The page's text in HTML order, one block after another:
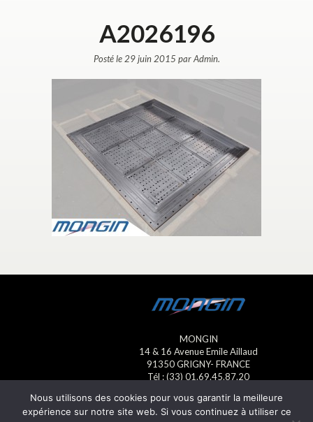
A2026196
Posté le 29 juin 2015 par Admin.
MONGIN
14 & 16 Avenue Emile Aillaud
91350 GRIGNY- FRANCE
Tél : (33) 01.69.45.87.20
E-mail : mongin@mongin.eu
Nous utilisons des cookies pour vous garantir la meilleure
expérience sur notre site web. Si vous continuez à utiliser ce